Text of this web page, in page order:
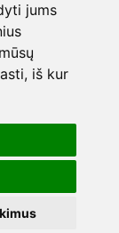
jums
iš kur
Privatumo politika